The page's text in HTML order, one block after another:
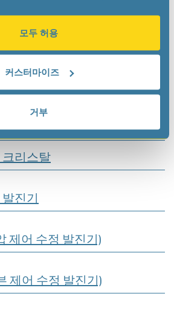
모두 허용
커스터마이즈
거부
크리스탈
발진기
제어 수정 발진기)
제어 수정 발진기)